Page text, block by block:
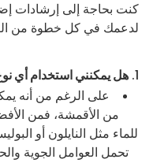
كنت بحاجة إلى إرشادات
لدعمك في كل خطوة من
هل يمكنني استخدام أي
على الرغم من أنه
من الأقمشة، فمن
للماء مثل النايلون أو
تحمل العوامل الجوية